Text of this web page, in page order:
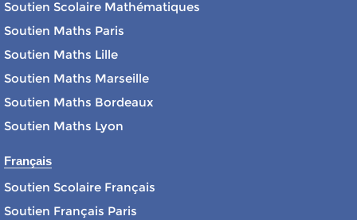
Soutien Scolaire Mathématiques
Soutien Maths Paris
Soutien Maths Lille
Soutien Maths Marseille
Soutien Maths Bordeaux
Soutien Maths Lyon
Français
Soutien Scolaire Français
Soutien Français Paris